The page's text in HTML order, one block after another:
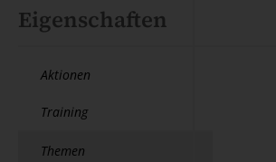
Eigenschaften
Aktionen
Training
Themen